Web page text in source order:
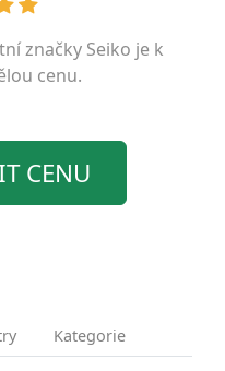
značky Seiko je k
cenu.
CENU
Kategorie